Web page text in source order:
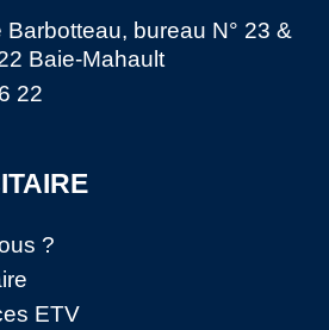
Barbotteau, bureau N° 23 &
Baie-Mahault
22
?
ETV